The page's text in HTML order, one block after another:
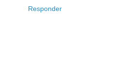
Responder